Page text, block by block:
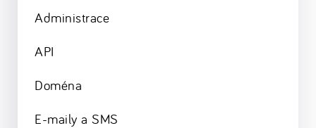
Administrace
API
Doména
E-maily a SMS